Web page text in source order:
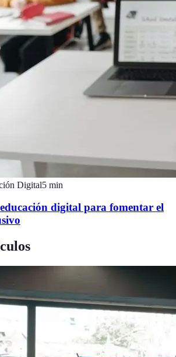
Digital5 min
digital para fomentar el